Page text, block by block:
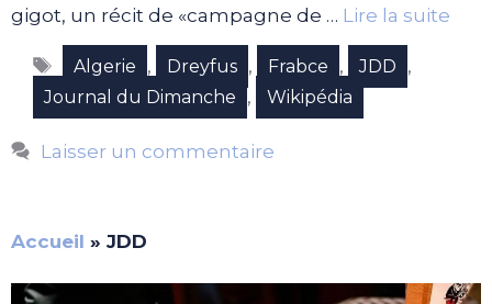
gigot, un récit de «campagne de … Lire la suite
Étiquettes
Algerie , Dreyfus , Frabce , JDD ,
Journal du Dimanche , Wikipédia
Laisser un commentaire
Accueil » JDD